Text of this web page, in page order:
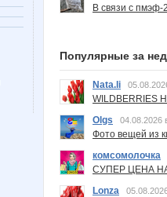
В связи с пмэф-
Популярные за
Nata.li
Olgs
04.08.2026
Фото вещей из
комсомолочка
СУПЕР ЦЕНА
Lonza